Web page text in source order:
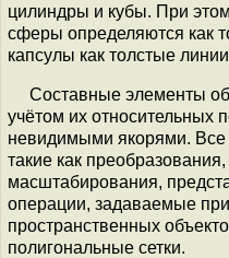
цилиндры и кубы. При
сферы определяются как
капсулы как толстые
Составные элементы
учётом их относительных
невидимыми якорями. Все
такие как
масштабирования,
операции, задаваемые
пространственных
полигональные сетки.